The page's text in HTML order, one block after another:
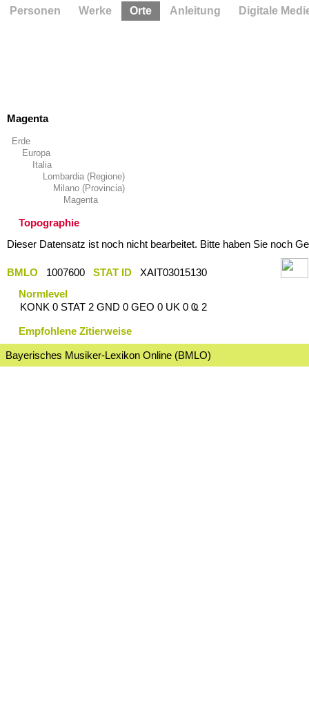
Magenta
Erde
Europa
Italia
Lombardia (Regione)
Milano (Provincia)
Magenta
Topographie
Dieser Datensatz ist noch nicht bearbeitet. Bitte haben Sie noch
BMLO 1007600 STAT ID
XAIT03015130
Normlevel
KONK 0 STAT 2 GND 0 GEO 0 UK 0 Ҩ 2
Empfohlene Zitierweise
Bayerisches Musiker-Lexikon Online (BMLO)
Personen Werke Orte Anleitung Digitale